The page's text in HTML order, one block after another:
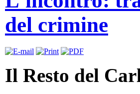
del crimine
Il Resto del